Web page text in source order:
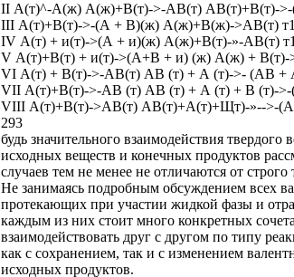
II А(т)^-А(ж) А(ж)+В(т)->-АВ(т) АВ(т)+В(т)-
III А(т)+В(т)->-(А + В)(ж) А(ж)+В(ж)->АВ(т)
IV А(т) + и(т)->(А + и)(ж) А(ж)+В(т)-»-АВ(т)
V А(т)+В(т) + и(т)->(А+В + и) (ж) А(ж) + В(т)-
VI А(т) + В(т)->-АВ(т) АВ (т) + А (т)->- (АВ +
VII А(т)+В(т)->-АВ (т) АВ (т) + А (т) + В (т)-
VIII А(т)+В(т)->АВ(т) АВ(т)+А(т)+Щт)-»-->-
293
будь значительного взаимодействия
исходных веществ и конечных продуктов
случаев тем не менее не отличаются от строго
Не занимаясь подробным обсуждением всех
протекающих при участии жидкой фазы и
каждым из них стоит много конкретных
взаимодействовать друг с другом по типу
как с сохранением, так и с изменением
исходных продуктов.